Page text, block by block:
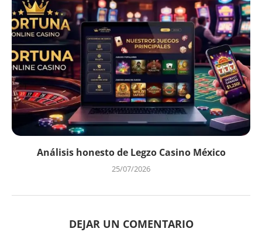
Análisis honesto de Legzo Casino México
25/07/2026
DEJAR UN COMENTARIO